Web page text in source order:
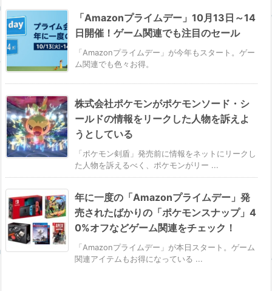
「Amazonプライムデー」10月13日～14
日開催！ゲーム関連でも注目のセール
「Amazonプライムデー」が今年もスタート。ゲー
ム関連でも色々お得。
株式会社ポケモンがポケモンソード・シ
ールドの情報をリークした人物を訴えよ
うとしている
「ポケモン剣盾」発売前に情報をネットにリークし
た人物を訴えるべく、ポケモンがリー ...
年に一度の「Amazonプライムデー」発
売されたばかりの「ポケモンスナップ」4
0%オフなどゲーム関連をチェック！
「Amazonプライムデー」が本日スタート。ゲーム
関連アイテムもお得になっている ...